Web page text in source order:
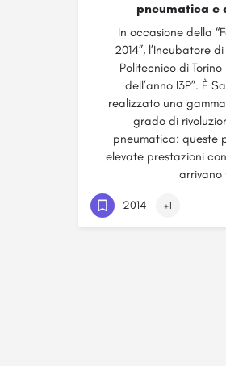
pneumatica e
In occasione della
2014”, l’Incubatore
Politecnico di
dell’anno I3P”. È
realizzato una
grado di
pneumatica: queste
elevate prestazioni
2014 +1